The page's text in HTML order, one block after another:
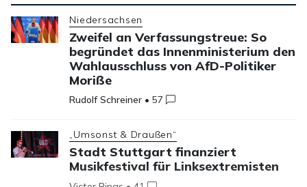
Niedersachsen
Zweifel an Verfassungstreue: So
begründet das Innenministerium den
Wahlausschluss von AfD-Politiker
Moriße
Rudolf Schreiner •57
„Umsonst & Draußen“
Stadt Stuttgart finanziert
Musikfestival für Linksextremisten